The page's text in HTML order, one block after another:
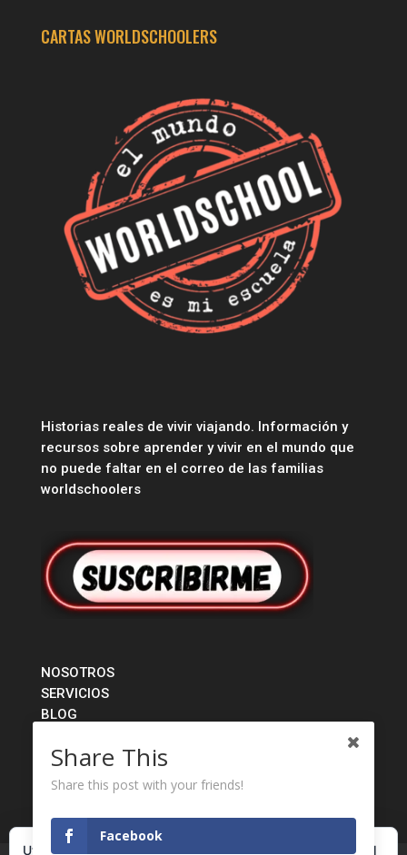
CARTAS WORLDSCHOOLERS
Historias reales de vivir viajando. Información y
recursos sobre aprender y vivir en el mundo que
no puede faltar en el correo de las familias
worldschoolers
NOSOTROS
SERVICIOS
BLOG
CONTACTO
Share This
Share this post with your friends!
Facebook
Utilizamos cookies propias y de terceros para garantizar el